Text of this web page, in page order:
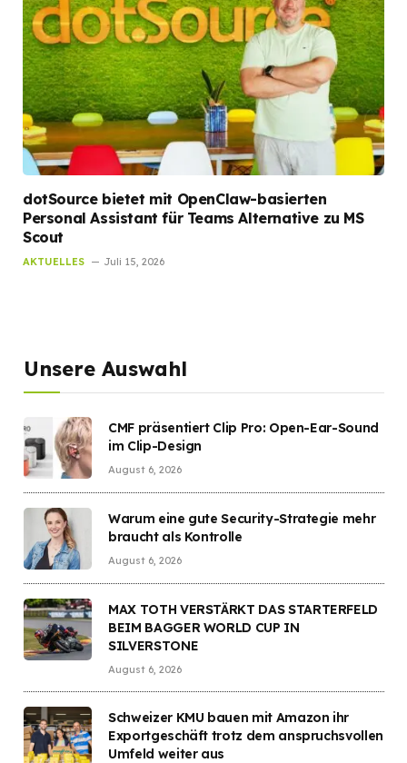
dotSource bietet mit OpenClaw-basierten
Personal Assistant für Teams Alternative zu MS
Scout
AKTUELLES Juli 15, 2026
Unsere Auswahl
CMF präsentiert Clip Pro: Open-Ear-Sound
im Clip-Design
August 6, 2026
Warum eine gute Security-Strategie mehr
braucht als Kontrolle
August 6, 2026
MAX TOTH VERSTÄRKT DAS STARTERFELD
BEIM BAGGER WORLD CUP IN
SILVERSTONE
August 6, 2026
Schweizer KMU bauen mit Amazon ihr
Exportgeschäft trotz dem anspruchsvollen
Umfeld weiter aus